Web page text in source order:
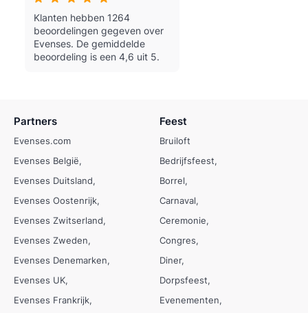
Klanten hebben 1264
beoordelingen gegeven over
Evenses. De gemiddelde
beoordeling is een 4,6 uit 5.
Partners
Evenses.com
Evenses België
Evenses Duitsland
Evenses Oostenrijk
Evenses Zwitserland
Evenses Zweden
Evenses Denemarken
Evenses UK
Evenses Frankrijk
Feest
Bruiloft
Bedrijfsfeest
Borrel
Carnaval
Ceremonie
Congres
Diner
Dorpsfeest
Evenementen